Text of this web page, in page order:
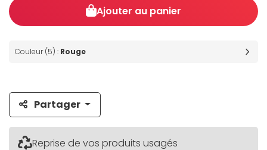
Ajouter au panier
Couleur (5) : Rouge
Partager
Reprise de vos produits usagés